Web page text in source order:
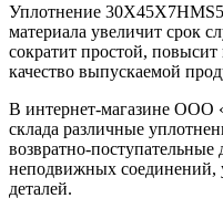
Уплотнение
материала увеличит срок
сократит простой,
качество выпускаемой
В интернет-магазине
склада различные
возвратно-
неподвижных соединений,
деталей.